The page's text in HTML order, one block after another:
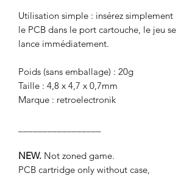
Utilisation simple : insérez simplement
le PCB dans le port cartouche, le jeu se
lance immédiatement.
Poids (sans emballage) : 20g
Taille : 4,8 x 4,7 x 0,7mm
Marque : retroelectronik
NEW. Not zoned game.
PCB cartridge only without case,